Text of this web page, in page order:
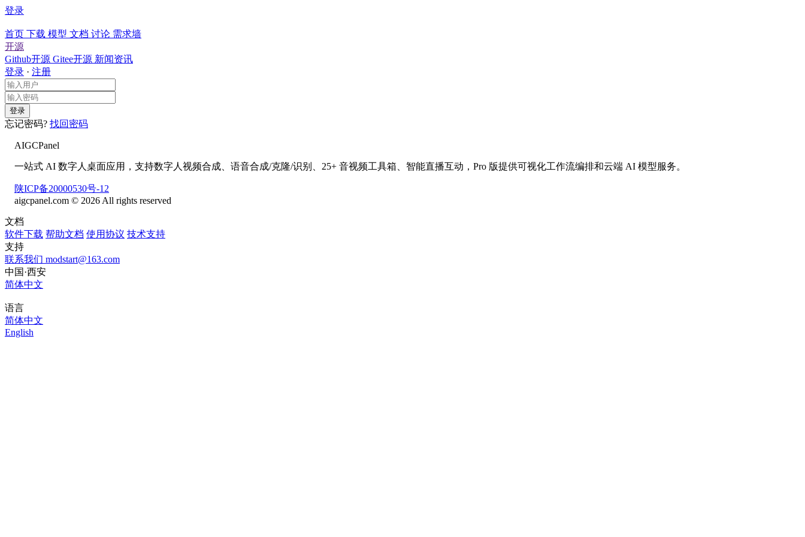
登录
首页 下载 模型 文档 讨论 需求墙
开源
Github开源 Gitee开源 新闻资讯
登录 · 注册
登录
忘记密码? 找回密码
AIGCPanel
一站式 AI 数字人桌面应用，支持数字人视频合成、语音合成/克隆/识别、25+ 音视频工具箱、智能直播互动，Pro 版提供可视化工作流编排和云端 AI 模型服务。
陕ICP备20000530号-12
aigcpanel.com © 2026 All rights reserved
文档
软件下载 帮助文档 使用协议 技术支持
支持
联系我们 modstart@163.com
中国·西安
简体中文
语言
简体中文
English